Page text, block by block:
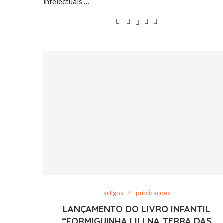
artigos publicacoes
LANÇAMENTO DO LIVRO INFANTIL